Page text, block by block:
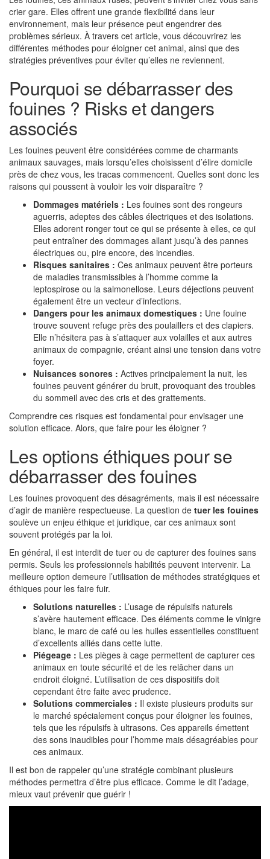
crier gare. Elles offrent une grande flexibilité dans leur
environnement, mais leur présence peut engendrer des
problèmes sérieux. À travers cet article, vous découvrirez les
différentes méthodes pour éloigner cet animal, ainsi que des
stratégies préventives pour éviter qu’elles ne reviennent.
Pourquoi se débarrasser des
fouines ? Risks et dangers
associés
Les fouines peuvent être considérées comme de charmants
animaux sauvages, mais lorsqu’elles choisissent d’élire domicile
près de chez vous, les tracas commencent. Quelles sont donc les
raisons qui poussent à vouloir les voir disparaître ?
Dommages matériels : Les fouines sont des rongeurs
aguerris, adeptes des câbles électriques et des isolations.
Elles adorent ronger tout ce qui se présente à elles, ce qui
peut entraîner des dommages allant jusqu’à des pannes
électriques ou, pire encore, des incendies.
Risques sanitaires : Ces animaux peuvent être porteurs
de maladies transmissibles à l’homme comme la
leptospirose ou la salmonellose. Leurs déjections peuvent
également être un vecteur d’infections.
Dangers pour les animaux domestiques : Une fouine
trouve souvent refuge près des poulaillers et des clapiers.
Elle n’hésitera pas à s’attaquer aux volailles et aux autres
animaux de compagnie, créant ainsi une tension dans votre
foyer.
Nuisances sonores : Actives principalement la nuit, les
fouines peuvent générer du bruit, provoquant des troubles
du sommeil avec des cris et des grattements.
Comprendre ces risques est fondamental pour envisager une
solution efficace. Alors, que faire pour les éloigner ?
Les options éthiques pour se
débarrasser des fouines
Les fouines provoquent des désagréments, mais il est nécessaire
d’agir de manière respectueuse. La question de tuer les fouines
soulève un enjeu éthique et juridique, car ces animaux sont
souvent protégés par la loi.
En général, il est interdit de tuer ou de capturer des fouines sans
permis. Seuls les professionnels habilités peuvent intervenir. La
meilleure option demeure l’utilisation de méthodes stratégiques et
éthiques pour les faire fuir.
Solutions naturelles : L’usage de répulsifs naturels
s’avère hautement efficace. Des éléments comme le vinigre
blanc, le marc de café ou les huiles essentielles constituent
d’excellents alliés dans cette lutte.
Piégeage : Les pièges à cage permettent de capturer ces
animaux en toute sécurité et de les relâcher dans un
endroit éloigné. L’utilisation de ces dispositifs doit
cependant être faite avec prudence.
Solutions commerciales : Il existe plusieurs produits sur
le marché spécialement conçus pour éloigner les fouines,
tels que les répulsifs à ultrasons. Ces appareils émettent
des sons inaudibles pour l’homme mais désagréables pour
ces animaux.
Il est bon de rappeler qu’une stratégie combinant plusieurs
méthodes permettra d’être plus efficace. Comme le dit l’adage,
mieux vaut prévenir que guérir !